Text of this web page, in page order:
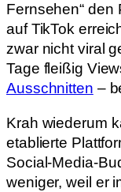
Fernsehen“ den
auf TikTok
zwar nicht viral
Tage fleißig
Ausschnitten –
Krah wiederum
etablierte
Social-Media-
weniger, weil er